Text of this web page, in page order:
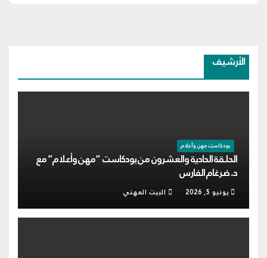
الأرشيف
بودكاست مهن وأعلام
الحلقة الحادية والعشرون من بودكاست “مهن وأعلام” مع
د. ضرغام الفارس
يونيو 5, 2026 البيت المهني